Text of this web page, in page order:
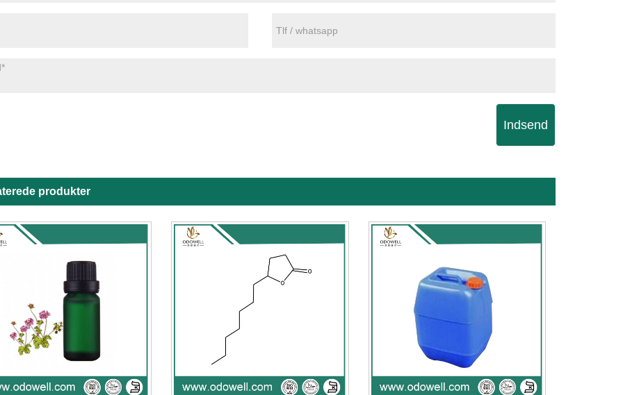
Indsend
produkter